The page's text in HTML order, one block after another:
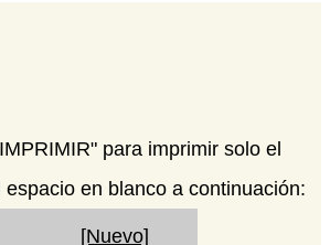
para imprimir solo el
en blanco a continuación:
[Nuevo]